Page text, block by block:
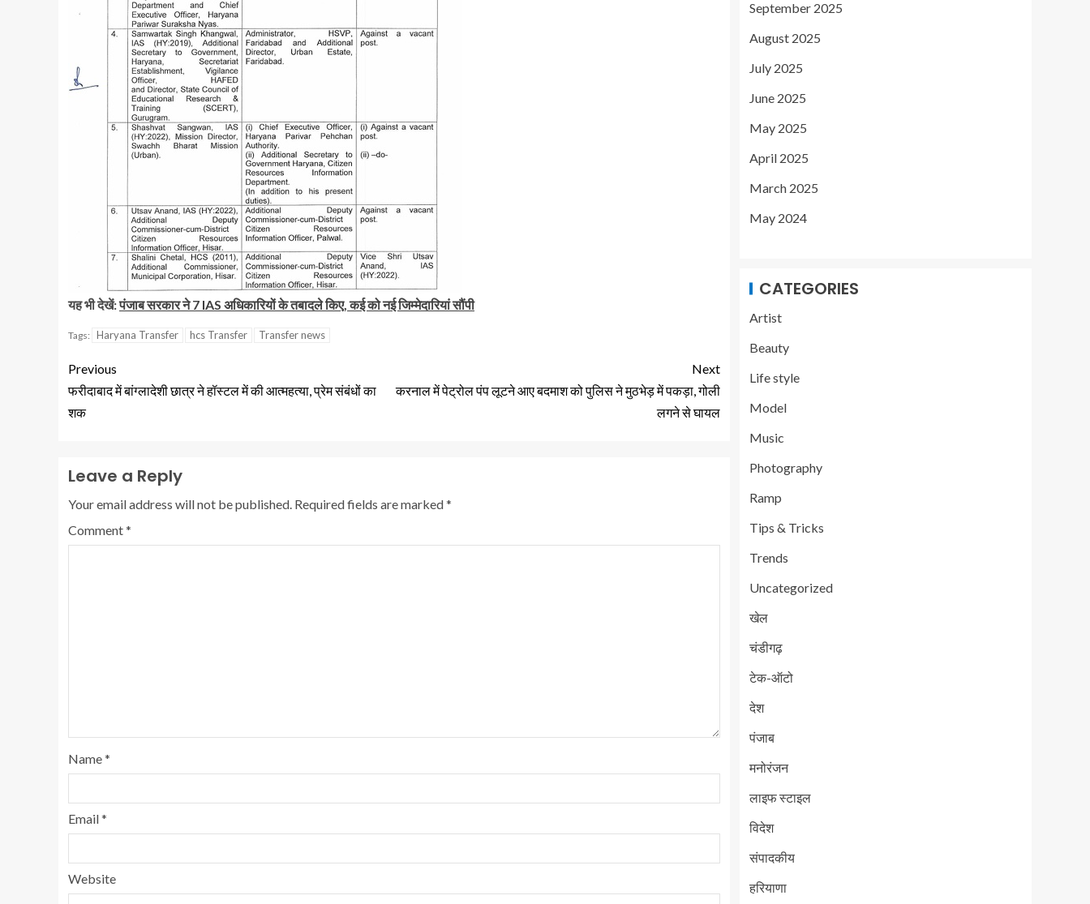
यह भी देखें:पंजाब सरकार ने 7 IAS अधिकारियों के तबादले किए, कई को नई जिम्मेदारियां सौंपी
Tags: Haryana Transfer hcs Transfer Transfer news
Previous
फरीदाबाद में बांग्लादेशी छात्र ने हॉस्टल में की आत्महत्या, प्रेम संबंधों का
शक
Next
करनाल में पेट्रोल पंप लूटने आए बदमाश को पुलिस ने मुठभेड़ में पकड़ा, गोली
लगने से घायल
Leave a Reply
Your email address will not be published. Required fields are marked*
Comment*
Name*
Email*
Website
September 2025
August 2025
July 2025
June 2025
May 2025
April 2025
March 2025
May 2024
CATEGORIES
Artist
Beauty
Life style
Model
Music
Photography
Ramp
Tips & Tricks
Trends
Uncategorized
खेल
चंडीगढ़
टेक-ऑटो
देश
पंजाब
मनोरंजन
लाइफ स्टाइल
विदेश
संपादकीय
हरियाणा